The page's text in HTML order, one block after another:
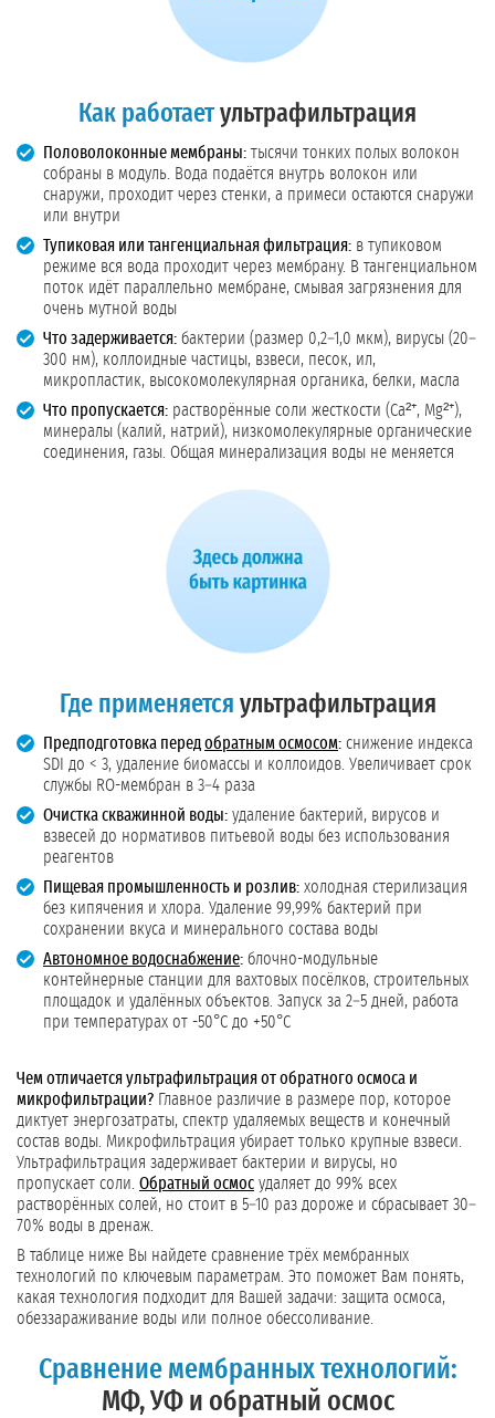
Как работаетультрафильтрация
Половолоконные мембраны: тысячи тонких полых волокон
собраны в модуль. Вода подаётся внутрь волокон или
снаружи, проходит через стенки, а примеси остаются снаружи
или внутри
Тупиковая или тангенциальная фильтрация: в тупиковом
режиме вся вода проходит через мембрану. В тангенциальном
поток идёт параллельно мембране, смывая загрязнения для
очень мутной воды
Что задерживается: бактерии (размер 0,2–1,0 мкм), вирусы (20–
300 нм), коллоидные частицы, взвеси, песок, ил,
микропластик, высокомолекулярная органика, белки, масла
Что пропускается: растворённые соли жесткости (Ca²⁺, Mg²⁺),
минералы (калий, натрий), низкомолекулярные органические
соединения, газы. Общая минерализация воды не меняется
Где применяется ультрафильтрация
Предподготовка передобратным осмосом: снижение индекса
SDI до < 3, удаление биомассы и коллоидов. Увеличивает срок
службы RO-мембран в 3–4 раза
Очистка скважинной воды: удаление бактерий, вирусов и
взвесей до нормативов питьевой воды без использования
реагентов
Пищевая промышленность и розлив: холодная стерилизация
без кипячения и хлора. Удаление 99,99% бактерий при
сохранении вкуса и минерального состава воды
Автономное водоснабжение: блочно-модульные
контейнерные станции для вахтовых посёлков, строительных
площадок и удалённых объектов. Запуск за 2–5 дней, работа
при температурах от -50°C до +50°C
Чем отличается ультрафильтрация от обратного осмоса и
микрофильтрации? Главное различие в размере пор, которое
диктует энергозатраты, спектр удаляемых веществ и конечный
состав воды. Микрофильтрация убирает только крупные взвеси.
Ультрафильтрация задерживает бактерии и вирусы, но
пропускает соли. Обратный осмос удаляет до 99% всех
растворённых солей, но стоит в 5–10 раз дороже и сбрасывает 30–
70% воды в дренаж.
В таблице ниже Вы найдете сравнение трёх мембранных
технологий по ключевым параметрам. Это поможет Вам понять,
какая технология подходит для Вашей задачи: защита осмоса,
обеззараживание воды или полное обессоливание.
Сравнение мембранных технологий:
МФ, УФ и обратный осмос